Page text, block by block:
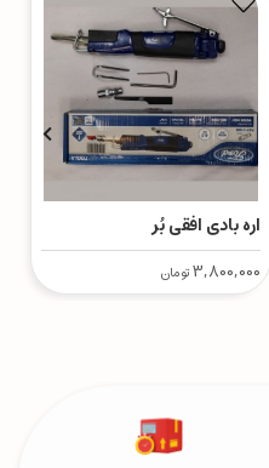
اره بادی افقی بُر
3,800,000تومان